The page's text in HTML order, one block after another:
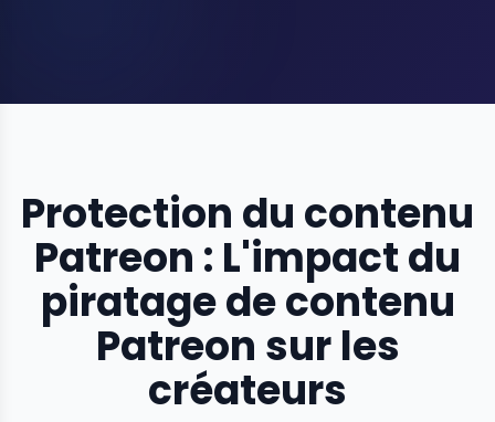
Protection du contenu
Patreon : L'impact du
piratage de contenu
Patreon sur les
créateurs